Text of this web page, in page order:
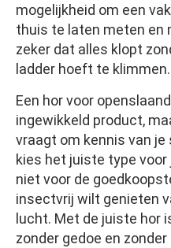
mogelijkheid om een
thuis te laten meten en
zeker dat alles klopt
ladder hoeft te klimmen.
Een hor voor
ingewikkeld product,
vraagt om kennis van
kies het juiste type voor
niet voor de
insectvrij wilt genieten
lucht. Met de juiste hor
zonder gedoe en